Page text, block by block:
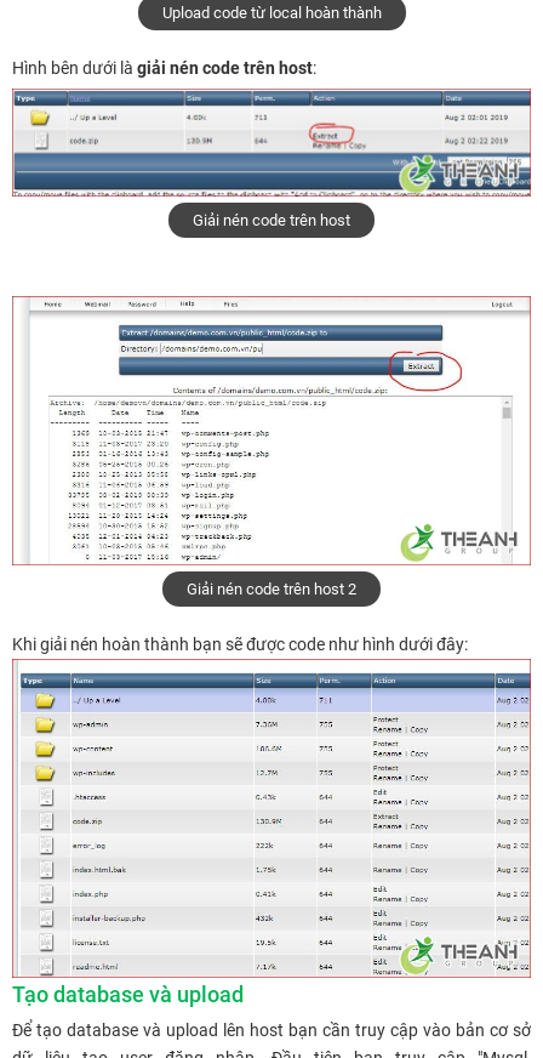
Upload code từ local hoàn thành
Hình bên dưới là giải nén code trên host:
Giải nén code trên host
Giải nén code trên host 2
Khi giải nén hoàn thành bạn sẽ được code như hình dưới đây:
Tạo database và upload
Để tạo database và upload lên host bạn cần truy cập vào bản cơ sở